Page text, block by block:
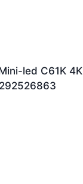
led C61K 4K